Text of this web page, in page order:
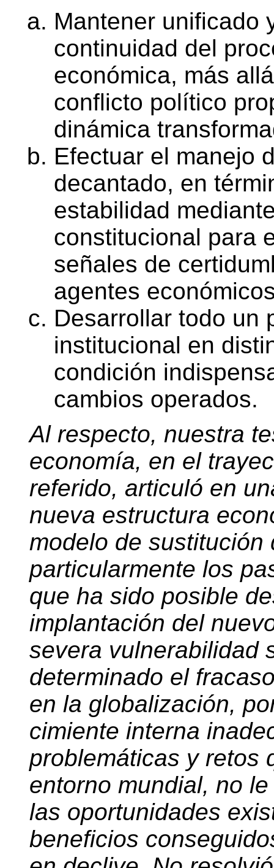
Mantener unificado
continuidad del
económica, más
conflicto político
dinámica
Efectuar el manejo
decantado, en
estabilidad
constitucional para
señales de
agentes
Desarrollar todo un
institucional en
condición
cambios operados.
Al respecto, nuestra
economía, en el
referido, articuló en
nueva estructura
modelo de sustitución
particularmente los
que ha sido posible
implantación del
severa vulnerabilidad
determinado el
en la globalización,
cimiente interna
problemáticas y retos
entorno mundial, no
las oportunidades
beneficios